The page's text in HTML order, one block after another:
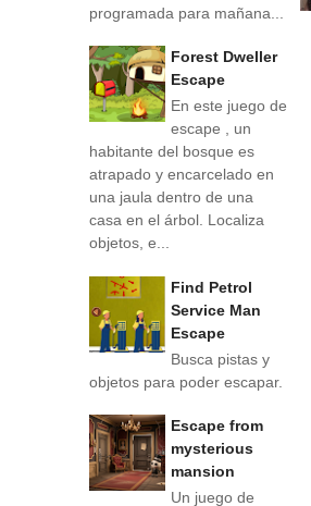
programada para mañana...
Forest Dweller
Escape
En este juego de
escape , un
habitante del bosque es
atrapado y encarcelado en
una jaula dentro de una
casa en el árbol. Localiza
objetos, e...
Find Petrol
Service Man
Escape
Busca pistas y
objetos para poder escapar.
Escape from
mysterious
mansion
Un juego de